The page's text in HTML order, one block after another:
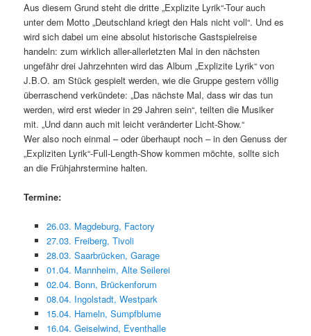
Aus diesem Grund steht die dritte „Explizite Lyrik“-Tour auch
unter dem Motto „Deutschland kriegt den Hals nicht voll“. Und es
wird sich dabei um eine absolut historische Gastspielreise
handeln: zum wirklich aller-allerletzten Mal in den nächsten
ungefähr drei Jahrzehnten wird das Album „Explizite Lyrik“ von
J.B.O. am Stück gespielt werden, wie die Gruppe gestern völlig
überraschend verkündete: „Das nächste Mal, dass wir das tun
werden, wird erst wieder in 29 Jahren sein“, teilten die Musiker
mit. „Und dann auch mit leicht veränderter Licht-Show.“
Wer also noch einmal – oder überhaupt noch – in den Genuss der
„Expliziten Lyrik“-Full-Length-Show kommen möchte, sollte sich
an die Frühjahrstermine halten.
Termine:
26.03. Magdeburg, Factory
27.03. Freiberg, Tivoli
28.03. Saarbrücken, Garage
01.04. Mannheim, Alte Seilerei
02.04. Bonn, Brückenforum
08.04. Ingolstadt, Westpark
15.04. Hameln, Sumpfblume
16.04. Geiselwind, Eventhalle